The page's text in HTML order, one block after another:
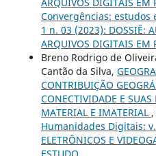
Convergências: estudos
1 n. 03 (2023): DOSSIÊ:
ARQUIVOS DIGITAIS EM
Breno Rodrigo de
Cantão da Silva,
CONTRIBUIÇÃO
CONECTIVIDADE E
MATERIAL E IMATERIAL ,
Humanidades Digitais: v.
ELETRÔNICOS E